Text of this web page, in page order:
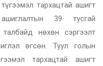
тархацтай ашигт
39 тусгай
нөхөн сэргээлт
өгсөн. Туул голын
тархацтай ашигт